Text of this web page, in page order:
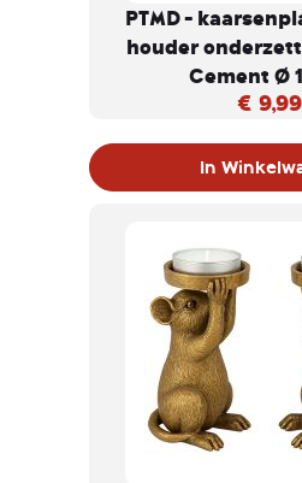
PTMD -
houder
Cement Ø
€ 9,99
In